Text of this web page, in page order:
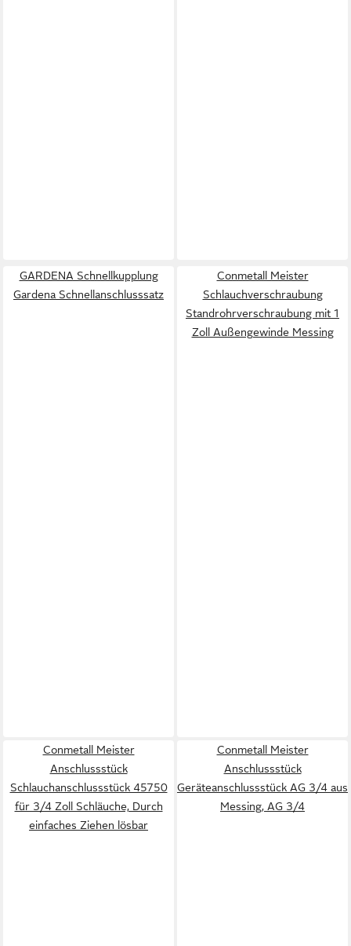
GARDENA Schnellkupplung
Gardena Schnellanschlusssatz
Conmetall Meister
Schlauchverschraubung
Standrohrverschraubung mit 1
Zoll Außengewinde Messing
Conmetall Meister
Anschlussstück
Schlauchanschlussstück 45750
für 3/4 Zoll Schläuche, Durch
einfaches Ziehen lösbar
Conmetall Meister
Anschlussstück
Geräteanschlussstück AG 3/4 aus
Messing, AG 3/4